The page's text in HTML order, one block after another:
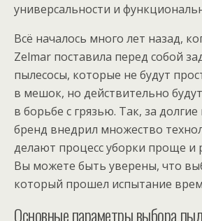
универсальности и
Всё началось много лет назад,
Zelmаr поставила перед собой
пылесосы, которые не будут
в мешок, но действительно
в борьбе с грязью. Так, за
бренд внедрил множество
делают процесс уборки проще и
Вы можете быть уверены, что
который прошел испытание
Основные параметры выбора